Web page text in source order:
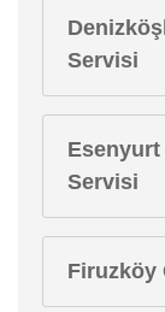
Servisi
Esenyurt
Servisi
Firuzköy